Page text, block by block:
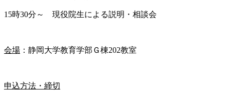
15時30分～ 現役院生による説明・相談会
会場 ：静岡大学教育学部Ｇ棟202教室
申込方法・締切